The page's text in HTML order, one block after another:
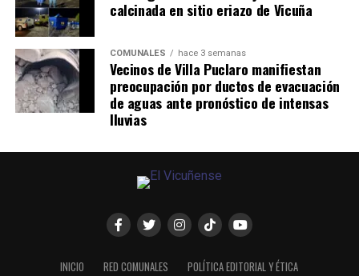
calcinada en sitio eriazo de Vicuña
COMUNALES hace 3 semanas
Vecinos de Villa Puclaro manifiestan
preocupación por ductos de evacuación
de aguas ante pronóstico de intensas
lluvias
INICIO RED COMUNALES
POLÍTICA EDITORIAL Y ÉTICA